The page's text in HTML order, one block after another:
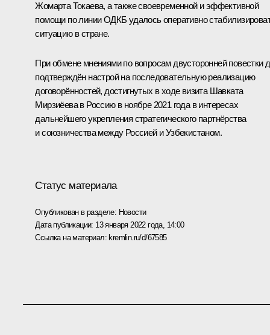
Жомарта Токаева, а также своевременной и эффективной
помощи по линииОДКБ удалось оперативно
ситуацию в стране.
При обмене мнениями по вопросам двусторонней повестки
подтверждён настрой на последовательную реализацию
договорённостей, достигнутых в ходе визитаШавката
Мирзиёева в Россию в ноябре 2021 года в интересах
дальнейшего укрепления стратегического партнёрства
и союзничества между Россией и Узбекистаном.
Статус материала
Опубликован в разделе: Новости
Дата публикации: 13 января 2022 года, 14:00
Ссылка на материал:kremlin.ru/d/67585